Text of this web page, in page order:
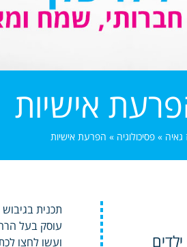
אישיות
גאיה » פסיכולוגיה » הפרעת אישיות
תכנית
עוסק בעל
ועשו לחצו